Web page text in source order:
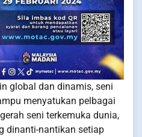
global dan dinamis, seni
menyatukan pelbagai
seni terkemuka dunia,
dinanti-nantikan setiap